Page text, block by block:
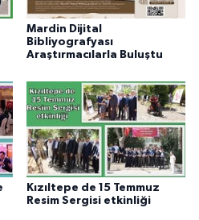
Mardin Dijital
Bibliyografyası
Araştırmacılarla Buluştu
Kızıltepe de 15 Temmuz
Resim Sergisi etkinliği